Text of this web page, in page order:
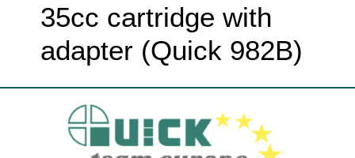
35cc cartridge with
adapter (Quick 982B)